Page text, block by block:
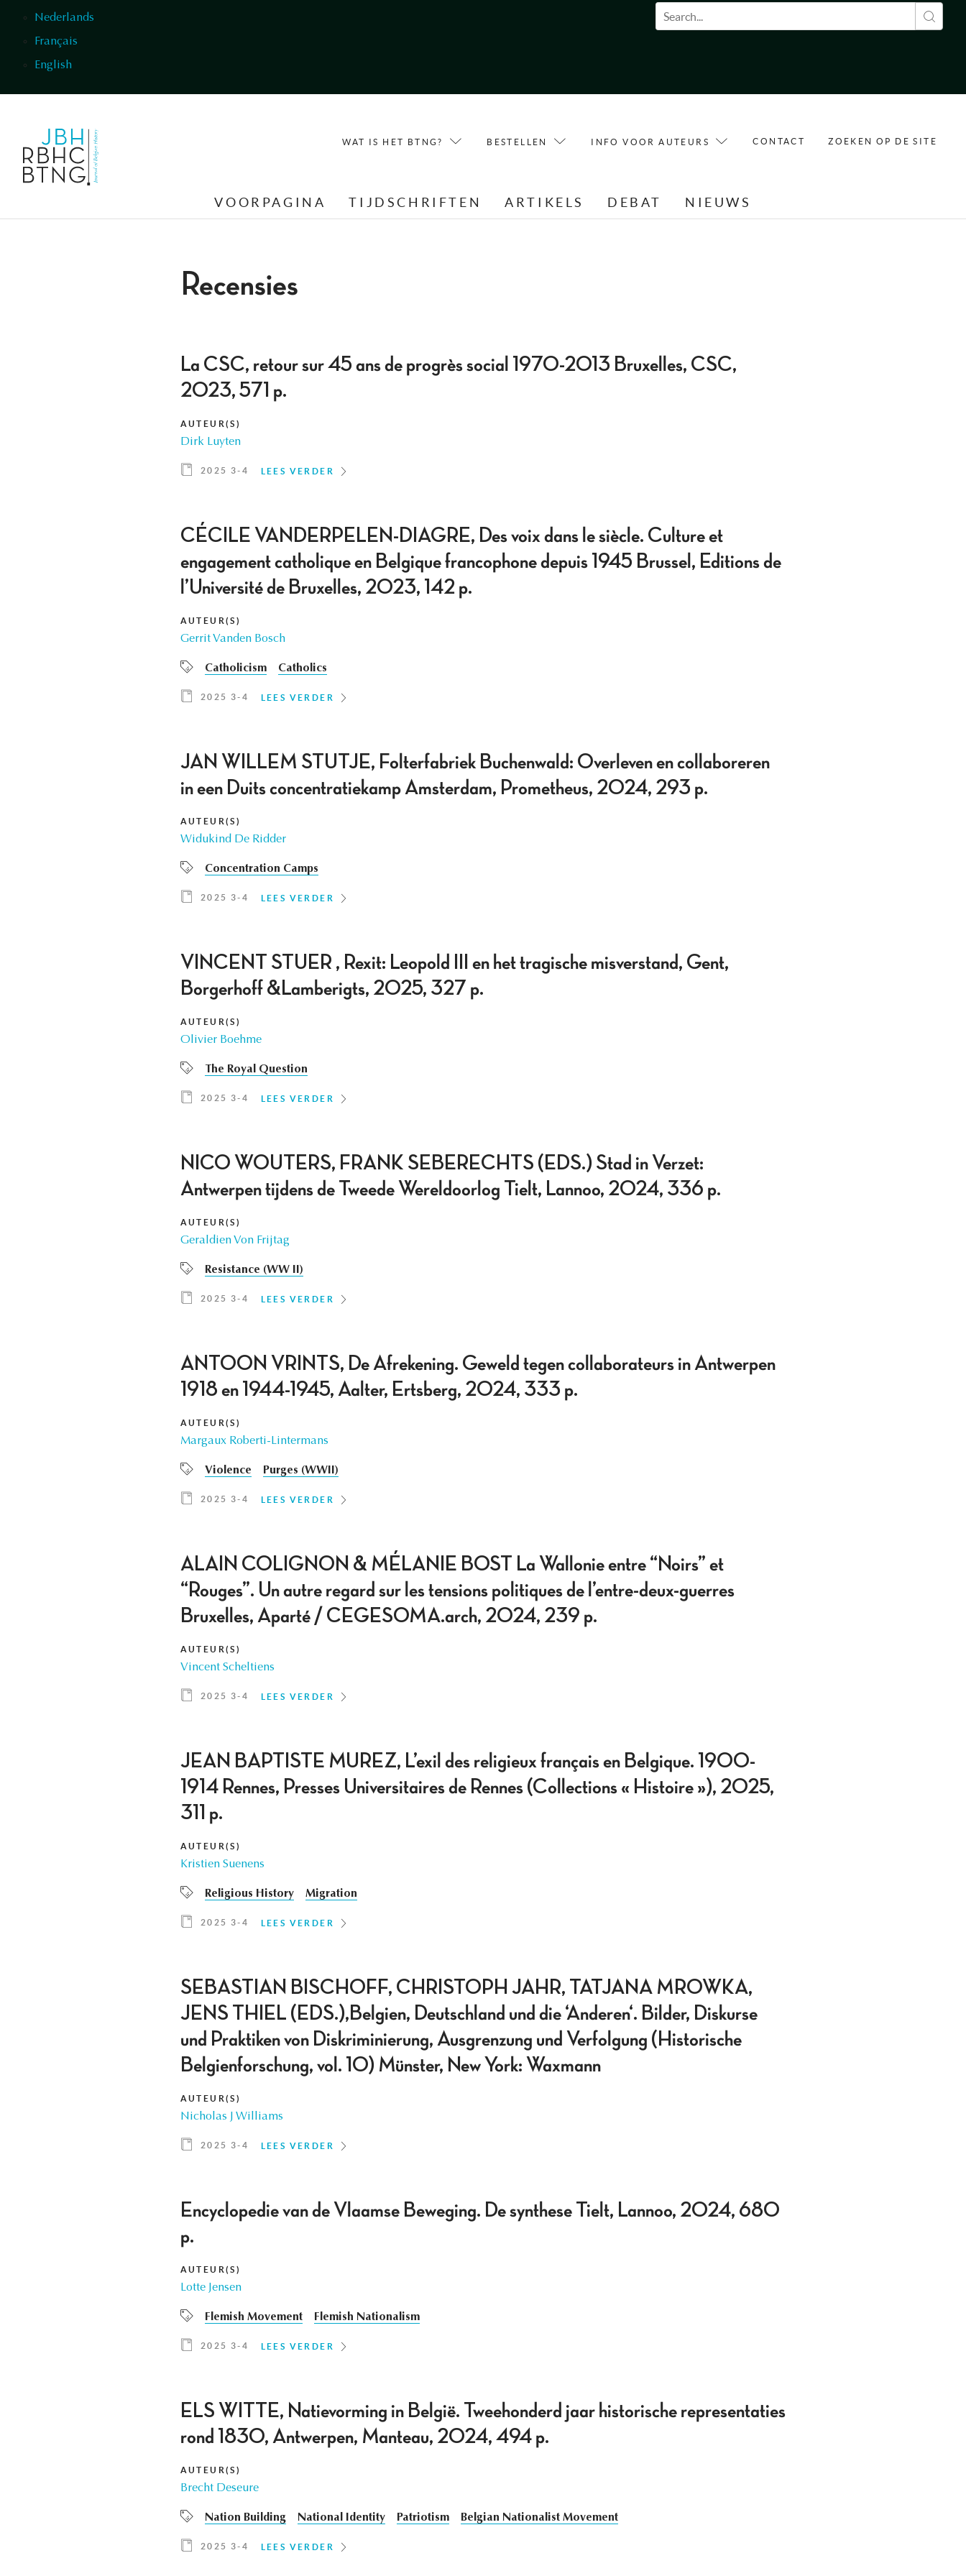
Nederlands
Français
English
Zoekveld
WAT IS HET BTNG? BESTELLEN INFO VOOR AUTEURS CONTACT ZOEKEN OP DE SITE
VOORPAGINA TIJDSCHRIFTEN ARTIKELS DEBAT NIEUWS
Recensies
La CSC, retour sur 45 ans de progrès social 1970-2013 Bruxelles, CSC,
2023, 571 p.
AUTEUR(S)
Dirk Luyten
2025 3-4 LEES VERDER
CÉCILE VANDERPELEN-DIAGRE, Des voix dans le siècle. Culture et
engagement catholique en Belgique francophone depuis 1945 Brussel, Editions de
l’Université de Bruxelles, 2023, 142 p.
AUTEUR(S)
Gerrit Vanden Bosch
Catholicism Catholics
2025 3-4 LEES VERDER
JAN WILLEM STUTJE, Folterfabriek Buchenwald: Overleven en collaboreren
in een Duits concentratiekamp Amsterdam, Prometheus, 2024, 293 p.
AUTEUR(S)
Widukind De Ridder
Concentration Camps
2025 3-4 LEES VERDER
VINCENT STUER , Rexit: Leopold III en het tragische misverstand, Gent,
Borgerhoff &Lamberigts, 2025, 327 p.
AUTEUR(S)
Olivier Boehme
The Royal Question
2025 3-4 LEES VERDER
NICO WOUTERS, FRANK SEBERECHTS (EDS.) Stad in Verzet:
Antwerpen tijdens de Tweede Wereldoorlog Tielt, Lannoo, 2024, 336 p.
AUTEUR(S)
Geraldien Von Frijtag
Resistance (WW II)
2025 3-4 LEES VERDER
ANTOON VRINTS, De Afrekening. Geweld tegen collaborateurs in Antwerpen
1918 en 1944-1945, Aalter, Ertsberg, 2024, 333 p.
AUTEUR(S)
Margaux Roberti-Lintermans
Violence Purges (WWII)
2025 3-4 LEES VERDER
ALAIN COLIGNON & MÉLANIE BOST La Wallonie entre “Noirs” et
“Rouges”. Un autre regard sur les tensions politiques de l’entre-deux-guerres
Bruxelles, Aparté / CEGESOMA.arch, 2024, 239 p.
AUTEUR(S)
Vincent Scheltiens
2025 3-4 LEES VERDER
JEAN BAPTISTE MUREZ, L’exil des religieux français en Belgique. 1900-
1914 Rennes, Presses Universitaires de Rennes (Collections « Histoire »), 2025,
311 p.
AUTEUR(S)
Kristien Suenens
Religious History Migration
2025 3-4 LEES VERDER
SEBASTIAN BISCHOFF, CHRISTOPH JAHR, TATJANA MROWKA,
JENS THIEL (EDS.),Belgien, Deutschland und die ‘Anderen‘. Bilder, Diskurse
und Praktiken von Diskriminierung, Ausgrenzung und Verfolgung (Historische
Belgienforschung, vol. 10) Münster, New York: Waxmann
AUTEUR(S)
Nicholas J Williams
2025 3-4 LEES VERDER
Encyclopedie van de Vlaamse Beweging. De synthese Tielt, Lannoo, 2024, 680
p.
AUTEUR(S)
Lotte Jensen
Flemish Movement Flemish Nationalism
2025 3-4 LEES VERDER
ELS WITTE, Natievorming in België. Tweehonderd jaar historische representaties
rond 1830, Antwerpen, Manteau, 2024, 494 p.
AUTEUR(S)
Brecht Deseure
Nation Building National Identity Patriotism Belgian Nationalist Movement
2025 3-4 LEES VERDER